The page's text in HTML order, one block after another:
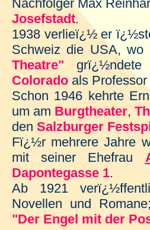
Nachfolger Max
Josefstadt.
1938 verlieï¿½ er
Schweiz die USA,
Theatre"
Colorado als
Schon 1946 kehrte
um am Burgtheater,
den Salzburger
Fï¿½r mehrere Jahre
mit seiner Ehefrau
Dapontegasse 1.
Ab 1921
Novellen und
"Der Engel mit der